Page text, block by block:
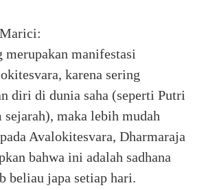
merupakan manifestasi
karena sering
diri di dunia saha (seperti Putri
sejarah), maka lebih mudah
Avalokitesvara, Dharmaraja
bahwa ini adalah sadhana
beliau japa setiap hari.